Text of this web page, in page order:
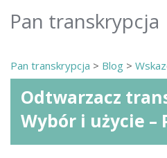
Pan transkrypcja
Pan transkrypcja > Blog >
Odtwarzacz
Wybór i użycie –